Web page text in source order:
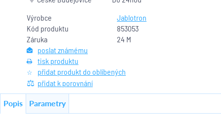
Výrobce
Jablotron
Kód produktu
853053
Záruka
24 M
poslat známému
tisk produktu
přidat produkt do oblíbených
přidat k porovnání
Popis Parametry